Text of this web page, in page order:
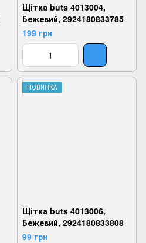
Щітка buts 4013004,
Бежевий, 2924180833785
199 грн
НОВИНКА
Щітка buts 4013006,
Бежевий, 2924180833808
99 грн